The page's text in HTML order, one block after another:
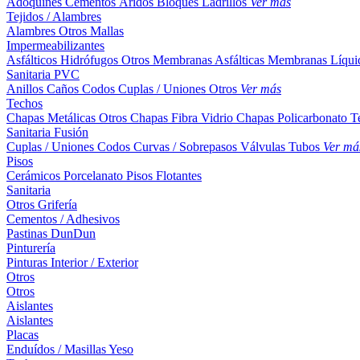
Tejidos / Alambres
Alambres Otros Mallas
Impermeabilizantes
Asfálticos Hidrófugos Otros Membranas Asfálticas Membranas
Sanitaria PVC
Anillos Caños Codos Cuplas / Uniones Otros Ver más
Techos
Chapas Metálicas Otros Chapas Fibra Vidrio Chapas Policarbonato
Sanitaria Fusión
Cuplas / Uniones Codos Curvas / Sobrepasos Válvulas Tubos Ver
Pisos
Cerámicos Porcelanato Pisos Flotantes
Sanitaria
Otros Grifería
Cementos / Adhesivos
Pastinas DunDun
Pinturería
Pinturas Interior / Exterior
Otros
Otros
Aislantes
Aislantes
Placas
Enduídos / MasillasYeso